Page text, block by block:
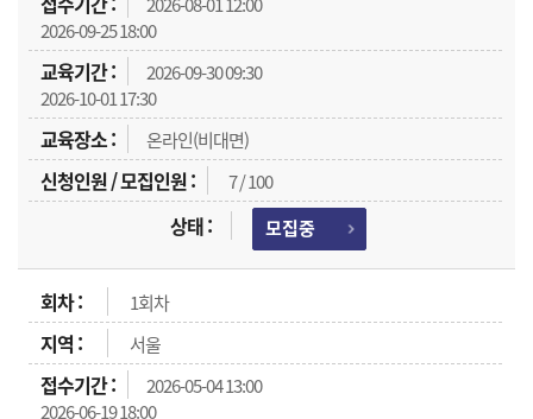
2026-09-25 18:00
2026-09-30 09:30
2026-10-01 17:30
온라인(비대면)
7 / 100
모집중
1회차
서울
2026-05-04 13:00
2026-06-19 18:00